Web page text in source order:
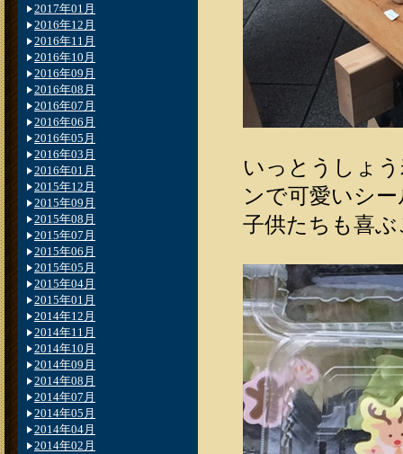
いっとうしょ
ンで可愛いシ
子供たちも喜
2017年01月
2016年12月
2016年11月
2016年10月
2016年09月
2016年08月
2016年07月
2016年06月
2016年05月
2016年03月
2016年01月
2015年12月
2015年09月
2015年08月
2015年07月
2015年06月
2015年05月
2015年04月
2015年01月
2014年12月
2014年11月
2014年10月
2014年09月
2014年08月
2014年07月
2014年05月
2014年04月
2014年02月